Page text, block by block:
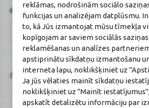
reklāmas, nodrošinām sociālo
funkcijas un analizējam datplūsmu.
to, kā Jūs izmantojat mūsu tīmekļa
kopīgojam ar saviem sociālās
reklamēšanas un analīzes
apstiprinātu sīkdatņu izmantošanu
interneta lapu, noklikšķiniet uz
Ja jūs vēlaties mainīt sīkdatņu
noklikšķiniet uz "Mainīt iestatījumus",
apskatīt detalizētu informāciju par
Piesakies un esi pirmais, kas uzzina BENU
Google
reCAPTCHA
Šo vietni aizsargā „reCAPTCHA“, un uz to
politikaunpakalpojumu sniegšanas noteikumi.